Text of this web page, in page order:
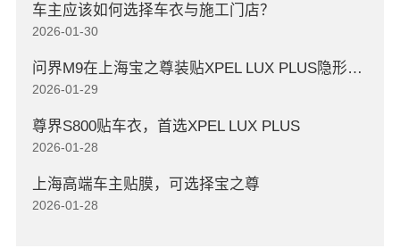
车主应该如何选择车衣与施工门店？
2026-01-30
问界M9在上海宝之尊装贴XPEL LUX PLUS隐形车衣
2026-01-29
尊界S800贴车衣，首选XPEL LUX PLUS
2026-01-28
上海高端车主贴膜，可选择宝之尊
2026-01-28